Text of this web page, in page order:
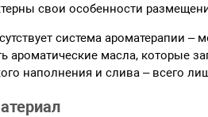
свои особенности
система ароматерапии
ароматические масла, которые
наполнения и слива – всего